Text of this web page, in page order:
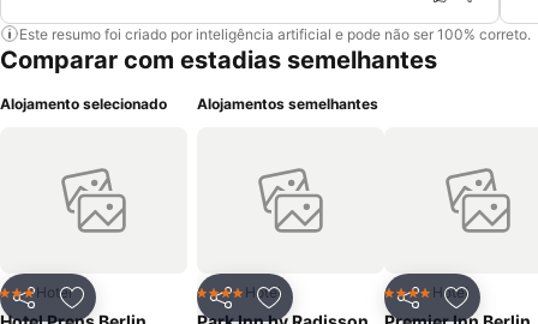
Este resumo foi criado por inteligência artificial e pode não ser 100% correto.
Comparar com estadias semelhantes
Alojamento selecionado
PartilharAdicionar aos favoritos
3 Estrelas
Hotel
Alojamentos semelhantes
PartilharAdicionar aos favoritos
4 EstrelasHotel
Partilhar
4 EstrelasHotel